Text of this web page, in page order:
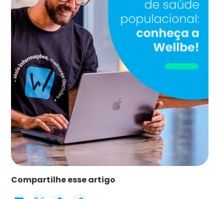
Compartilhe esse artigo